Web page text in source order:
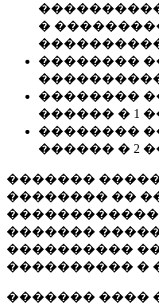
����������
�
��������
����������
��������
������ � 1
��������
������ � 2
�������
�������� ��
�������
����������
���������� �
������� ����